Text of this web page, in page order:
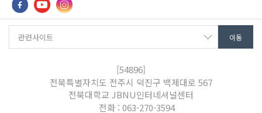
[54896]
전북특별자치도 전주시 덕진구 백제대로 567
전북대학교 JBNU인터네셔널센터
전화 : 063-270-3594